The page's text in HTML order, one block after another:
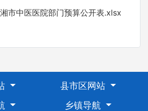
市中医医院部门预算公开表.xlsx
县市区网站
乡镇导航